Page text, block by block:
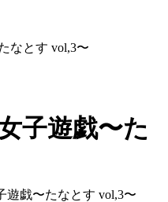
なとす vol,3〜
子遊戯〜た
戯〜たなとす vol,3〜